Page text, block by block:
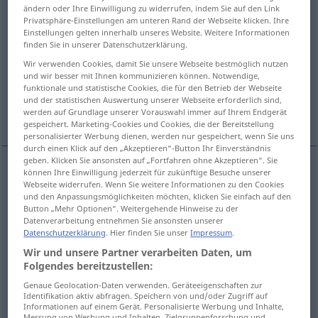
Übersicht aller Übersetzungen
(Für mehr Details die Übersetzung anklicken/antippen)
Alphabet, Abc, Abece
Grundelemente, Rudimente, Abc
Alphabetn alphabet
Abcn alphabet
Abecen alphabet
ändern oder Ihre Einwilligung zu widerrufen, indem Sie auf den Link
Privatsphäre-Einstellungen am unteren Rand der Webseite klicken. Ihre
Einstellungen gelten innerhalb unseres Website. Weitere Informationen
finden Sie in unserer Datenschutzerklärung.
Wir verwenden Cookies, damit Sie unsere Webseite bestmöglich nutzen
und wir besser mit Ihnen kommunizieren können. Notwendige,
funktionale und statistische Cookies, die für den Betrieb der Webseite
und der statistischen Auswertung unserer Webseite erforderlich sind,
werden auf Grundlage unserer Vorauswahl immer auf Ihrem Endgerät
gespeichert. Marketing-Cookies und Cookies, die der Bereitstellung
personalisierter Werbung dienen, werden nur gespeichert, wenn Sie uns
durch einen Klick auf den „Akzeptieren“-Button Ihr Einverständnis
geben. Klicken Sie ansonsten auf „Fortfahren ohne Akzeptieren“. Sie
können Ihre Einwilligung jederzeit für zukünftige Besuche unserer
Webseite widerrufen. Wenn Sie weitere Informationen zu den Cookies
und den Anpassungsmöglichkeiten möchten, klicken Sie einfach auf den
Button „Mehr Optionen“. Weitergehende Hinweise zu der
Datenverarbeitung entnehmen Sie ansonsten unserer
Datenschutzerklärung. Hier finden Sie unserImpressum.
Wir und unsere Partner verarbeiten Daten, um
Folgendes bereitzustellen:
Genaue Geolocation-Daten verwenden. Geräteeigenschaften zur
Identifikation aktiv abfragen. Speichern von und/oder Zugriff auf
Informationen auf einem Gerät. Personalisierte Werbung und Inhalte,